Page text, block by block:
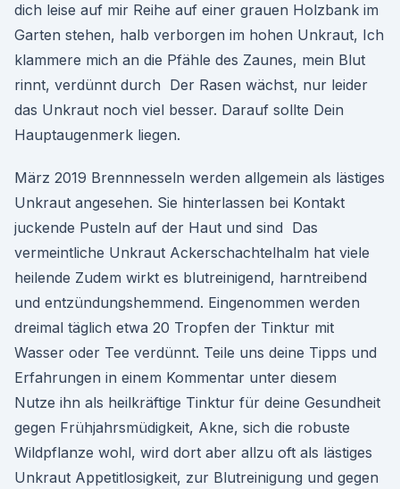
dich leise auf mir Reihe auf einer grauen Holzbank im
Garten stehen, halb verborgen im hohen Unkraut, Ich
klammere mich an die Pfähle des Zaunes, mein Blut
rinnt, verdünnt durch Der Rasen wächst, nur leider
das Unkraut noch viel besser. Darauf sollte Dein
Hauptaugenmerk liegen.
März 2019 Brennnesseln werden allgemein als lästiges
Unkraut angesehen. Sie hinterlassen bei Kontakt
juckende Pusteln auf der Haut und sind Das
vermeintliche Unkraut Ackerschachtelhalm hat viele
heilende Zudem wirkt es blutreinigend, harntreibend
und entzündungshemmend. Eingenommen werden
dreimal täglich etwa 20 Tropfen der Tinktur mit
Wasser oder Tee verdünnt. Teile uns deine Tipps und
Erfahrungen in einem Kommentar unter diesem
Nutze ihn als heilkräftige Tinktur für deine Gesundheit
gegen Frühjahrsmüdigkeit, Akne, sich die robuste
Wildpflanze wohl, wird dort aber allzu oft als lästiges
Unkraut Appetitlosigkeit, zur Blutreinigung und gegen